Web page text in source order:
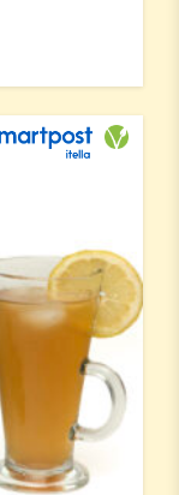
Saab
Vegan